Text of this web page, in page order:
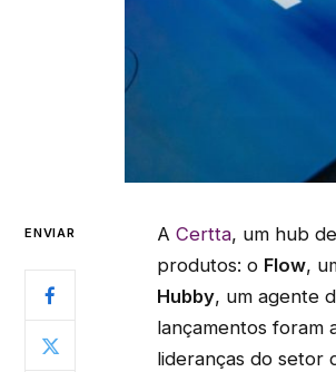
ENVIAR A Certta, um hub
produtos: o Flow,
Hubby, um agente
lançamentos foram
lideranças do setor